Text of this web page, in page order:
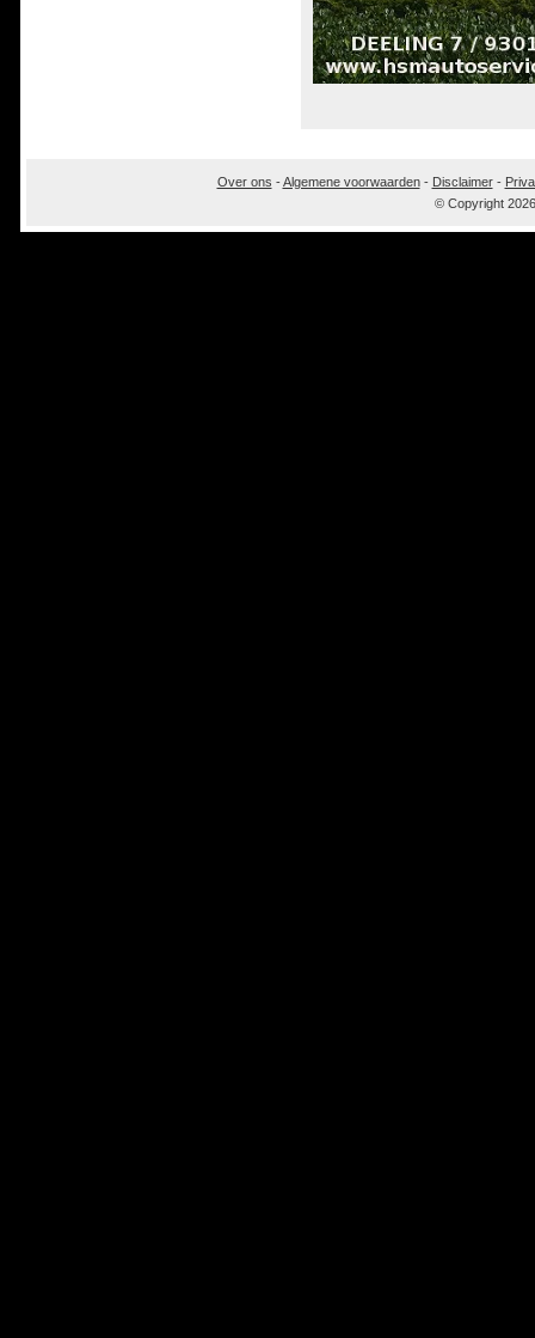
Over ons -Algemene voorwaarden- Disclaimer-
© Copyright